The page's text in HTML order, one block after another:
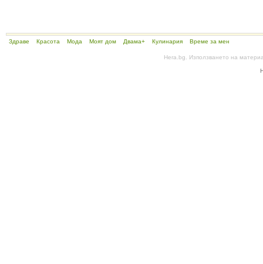
Здраве Красота Мода Моят дом Двама+ Кулинария Време за мен
Hera.bg. Използването на